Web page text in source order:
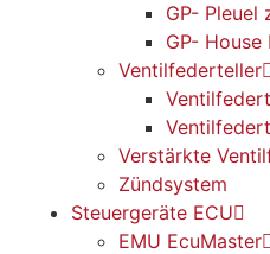
GP- Pleuel
GP- House
Ventilfederteller
Verstärkte
Zündsystem
Steuergeräte ECU
EMU EcuMaster